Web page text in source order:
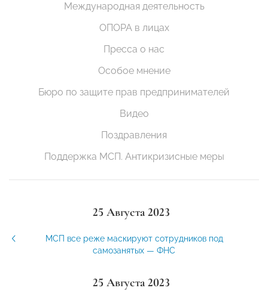
Международная деятельность
ОПОРА в лицах
Пресса о нас
Особое мнение
Бюро по защите прав предпринимателей
Видео
Поздравления
Поддержка МСП. Антикризисные меры
25 Августа 2023
МСП все реже маскируют сотрудников под
самозанятых — ФНС
25 Августа 2023